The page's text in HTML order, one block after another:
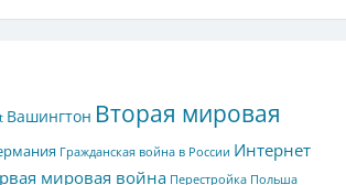
Вашингтон Вторая мировая
Гражданская война в России Интернет
мировая война Перестройка Польша